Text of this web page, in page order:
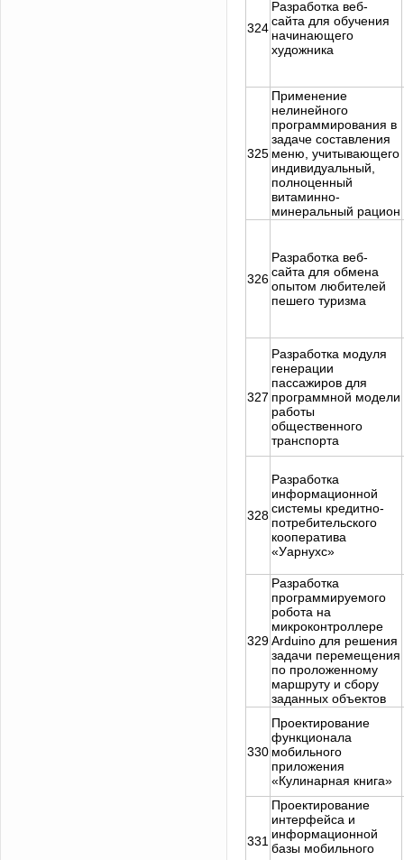
324
Разработка веб-
сайта для обучения
начинающего
художника
325
Применение
нелинейного
программирования в
задаче составления
меню, учитывающего
индивидуальный,
полноценный
витаминно-
минеральный рацион
326
Разработка веб-
сайта для обмена
опытом любителей
пешего туризма
327
Разработка модуля
генерации
пассажиров для
программной модели
работы
общественного
транспорта
328
Разработка
информационной
системы кредитно-
потребительского
кооператива
«Уарнухс»
329
Разработка
программируемого
робота на
микроконтроллере
Arduino для решения
задачи перемещения
по проложенному
маршруту и сбору
заданных объектов
330
Проектирование
функционала
мобильного
приложения
«Кулинарная книга»
331
Проектирование
интерфейса и
информационной
базы мобильного